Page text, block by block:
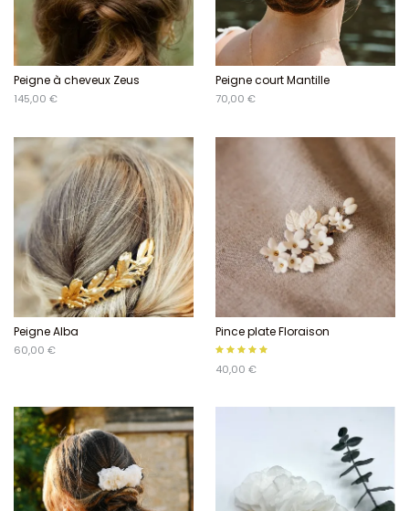
Peigne à cheveux Zeus
145,00 €
Peigne court Mantille
70,00 €
Peigne Alba
60,00 €
Pince plate Floraison
40,00 €